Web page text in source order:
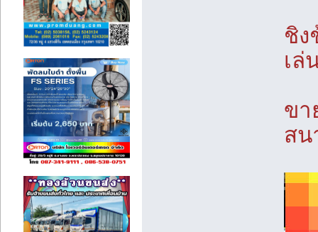
ชิง
เล่
ขา
สน